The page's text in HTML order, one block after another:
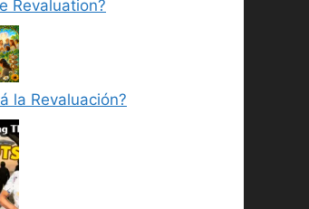
Revaluation?
la Revaluación?